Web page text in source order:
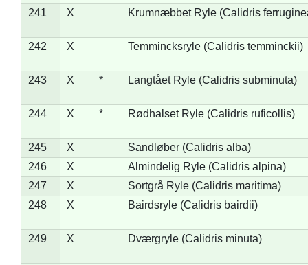
241 X Krumnæbbet Ryle (Calidris
242 X Temmincksryle (Calidris temminckii)
243 X * Langtået Ryle (Calidris subminuta)
244 X * Rødhalset Ryle (Calidris ruficollis)
245 X
Sandløber (Calidris alba)
246
X
Almindelig Ryle (Calidris alpina)
247
X
Sortgrå Ryle (Calidris maritima)
248
X Bairdsryle (Calidris bairdii)
249 X Dværgryle (Calidris minuta)